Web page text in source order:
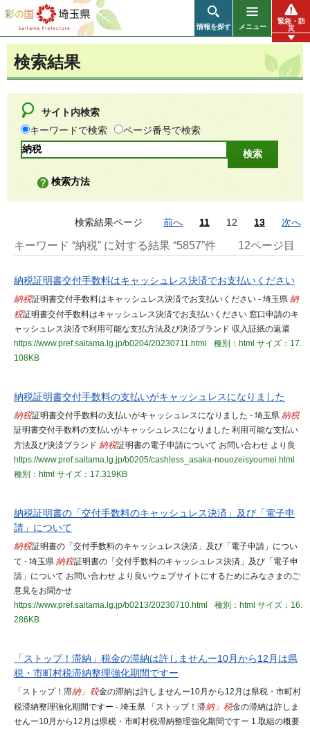
彩の国 埼玉県
情報を探す メニュー
緊急・防
災
検索結果
サイト内検索
キーワードで検索
ページ番号で検索
検索方法
検索結果ページ 前へ 11 12 13 次へ
キーワード “納税” に対する結果 “5857”件 12ページ目
納税証明書交付手数料はキャッシュレス決済でお支払いください
納税証明書交付手数料はキャッシュレス決済でお支払いください - 埼玉県 納
税証明書交付手数料はキャッシュレス決済でお支払いください 窓口申請のキ
ャッシュレス決済で利用可能な支払方法及び決済ブランド 収入証紙の返還
https://www.pref.saitama.lg.jp/b0204/20230711.html
種別：html サイズ：17.
108KB
納税証明書交付手数料の支払いがキャッシュレスになりました
納税証明書交付手数料の支払いがキャッシュレスになりました - 埼玉県 納税
証明書交付手数料の支払いがキャッシュレスになりました 利用可能な支払い
方法及び決済ブランド 納税証明書の電子申請について お問い合わせ より良
https://www.pref.saitama.lg.jp/b0205/cashless_asaka-nouozeisyoumei.html
種別：html サイズ：17.319KB
納税証明書の「交付手数料のキャッシュレス決済」及び「電子申
請」について
納税証明書の「交付手数料のキャッシュレス決済」及び「電子申請」につい
て - 埼玉県 納税証明書の「交付手数料のキャッシュレス決済」及び「電子申
請」について お問い合わせ より良いウェブサイトにするためにみなさまのご
意見をお聞かせ
https://www.pref.saitama.lg.jp/b0213/20230710.html
種別：html サイズ：16.
286KB
「ストップ！滞納」税金の滞納は許しませんー10月から12月は県
税・市町村税滞納整理強化期間ですー
「ストップ！滞納」税金の滞納は許しませんー10月から12月は県税・市町村
税滞納整理強化期間ですー - 埼玉県 「ストップ！滞納」税金の滞納は許しま
せんー10月から12月は県税・市町村税滞納整理強化期間ですー 1.取組の概要